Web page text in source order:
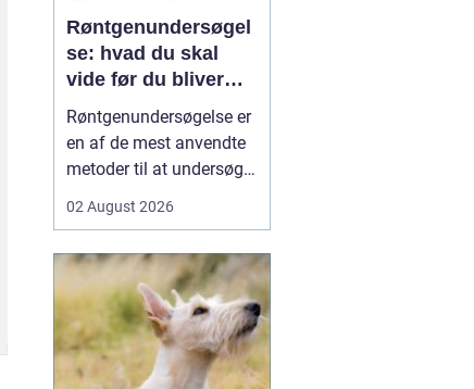
Røntgenundersøgel
se: hvad du skal
vide før du bliver
undersøgt
Røntgenundersøgelse er
en af de mest anvendte
metoder til at undersøge
kroppen på en hurtig og
mennesker møder før
eller siden denne
undersøgelsesform i
forbindelse med ulykker,
smerter i led eller ryg, e...
02 August 2026